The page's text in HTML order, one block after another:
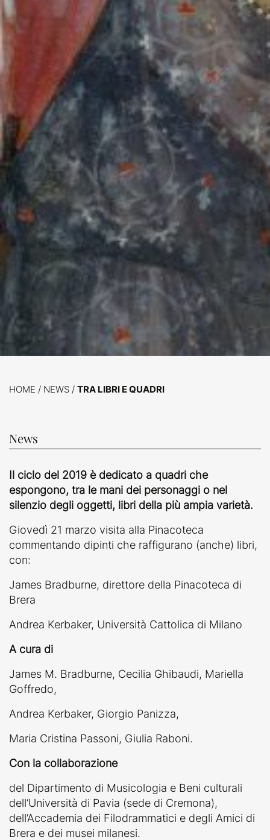
HOME / NEWS / TRA LIBRI E QUADRI
News
Il ciclo del 2019 è dedicato a quadri che
espongono, tra le mani dei personaggi o nel
silenzio degli oggetti, libri della più ampia varietà.
Giovedì 21 marzo visita alla Pinacoteca
commentando dipinti che raffigurano (anche) libri,
con:
James Bradburne, direttore della Pinacoteca di
Brera
Andrea Kerbaker, Università Cattolica di Milano
A cura di
James M. Bradburne, Cecilia Ghibaudi, Mariella
Goffredo,
Andrea Kerbaker, Giorgio Panizza,
Maria Cristina Passoni, Giulia Raboni.
Con la collaborazione
del Dipartimento di Musicologia e Beni culturali
dell’Università di Pavia (sede di Cremona),
dell’Accademia dei Filodrammatici e degli Amici di
Brera e dei musei milanesi.